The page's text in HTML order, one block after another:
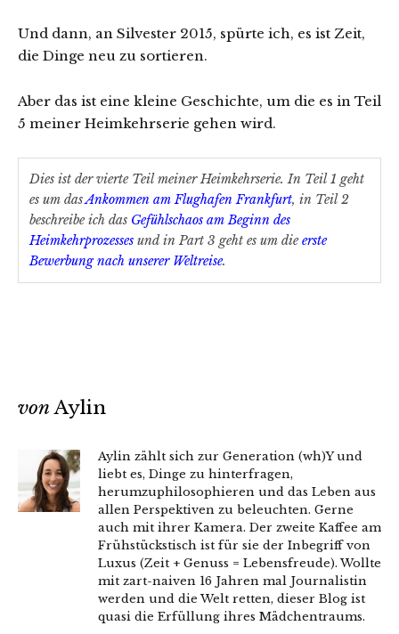
Und dann, an Silvester 2015, spürte ich, es ist Zeit,
die Dinge neu zu sortieren.
Aber das ist eine kleine Geschichte, um die es in Teil
5 meiner Heimkehrserie gehen wird.
Dies ist der vierte Teil meiner Heimkehrserie. In Teil 1 geht
es um dasAnkommen am Flughafen Frankfurt, in Teil 2
beschreibe ich das Gefühlschaos am Beginn des
Heimkehrprozesses und in Part 3 geht es um dieerste
Bewerbung nach unserer Weltreise.
vonAylin
Aylin zählt sich zur Generation (wh)Y und
liebt es, Dinge zu hinterfragen,
herumzuphilosophieren und das Leben aus
allen Perspektiven zu beleuchten. Gerne
auch mit ihrer Kamera. Der zweite Kaffee am
Frühstückstisch ist für sie der Inbegriff von
Luxus (Zeit + Genuss = Lebensfreude). Wollte
mit zart-naiven 16 Jahren mal Journalistin
werden und die Welt retten, dieser Blog ist
quasi die Erfüllung ihres Mädchentraums.